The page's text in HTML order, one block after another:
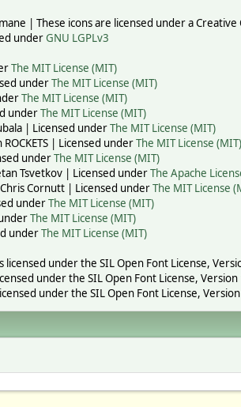
| These icons are licensed under a
underGNU LGPLv3
The MIT License (MIT)
underThe MIT License (MIT)
The MIT License (MIT)
underThe MIT License (MIT)
| Licensed underThe MIT License (MIT)
| Licensed underThe MIT License (MIT)
underThe MIT License (MIT)
Tsvetkov | Licensed underThe Apache
Cornutt | Licensed underThe MIT License
underThe MIT License (MIT)
The MIT License (MIT)
underThe MIT License (MIT)
under the SIL Open Font License,
under the SIL Open Font License, Version
under the SIL Open Font License, Version